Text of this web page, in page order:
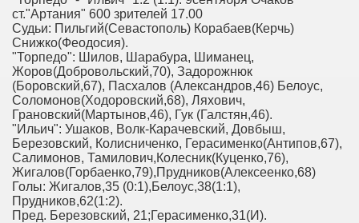
ст."Артания" 600 зрителей 17.00
Судьи: Пильгий(Севастополь) Корабаев(Керчь)
Снижко(Феодосия).
"Торпедо": Шилов, Шарабура, Шиманец,
Жоров(Добровольский,70), Задорожнюк
(Боровский,67), Пасхалов (Александров,46) Белоус,
Соломонов(Ходоровский,68), Ляхович,
Грановский(Мартынов,46), Гук (Галстян,46).
"Ильич": Ушаков, Волк-Карачевский, Довбыш,
Березовский, Колисниченко, Герасименко(Антипов,67),
Салимонов, Тамилович,Колесник(Куценко,76),
Жигалов(Горбаенко,79),Прудников(Алексеенко,68)
Голы: Жигалов,35 (0:1),Белоус,38(1:1),
Прудников,62(1:2).
Пред. Березовский, 21;Герасименко,31(И).